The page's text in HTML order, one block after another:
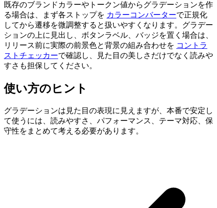
既存のブランドカラーやトークン値からグラデーションを作
る場合は、まず各ストップを カラーコンバーターで正規化
してから遷移を微調整すると扱いやすくなります。グラデー
ションの上に見出し、ボタンラベル、バッジを置く場合は、
リリース前に実際の前景色と背景の組み合わせを コントラ
ストチェッカーで確認し、見た目の美しさだけでなく読みや
すさも担保してください。
使い方のヒント
グラデーションは見た目の表現に見えますが、本番で安定し
て使うには、読みやすさ、パフォーマンス、テーマ対応、保
守性をまとめて考える必要があります。